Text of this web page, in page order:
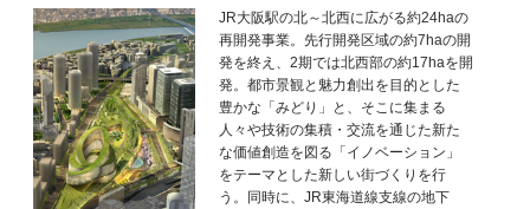
JR大阪駅の北～北西に広がる約24haの
再開発事業。先行開発区域の約7haの開
発を終え、2期では北西部の約17haを開
発。都市景観と魅力創出を目的とした
豊かな「みどり」と、そこに集まる
人々や技術の集積・交流を通じた新た
な価値創造を図る「イノベーション」
をテーマとした新しい街づくりを行
う。同時に、JR東海道線支線の地下